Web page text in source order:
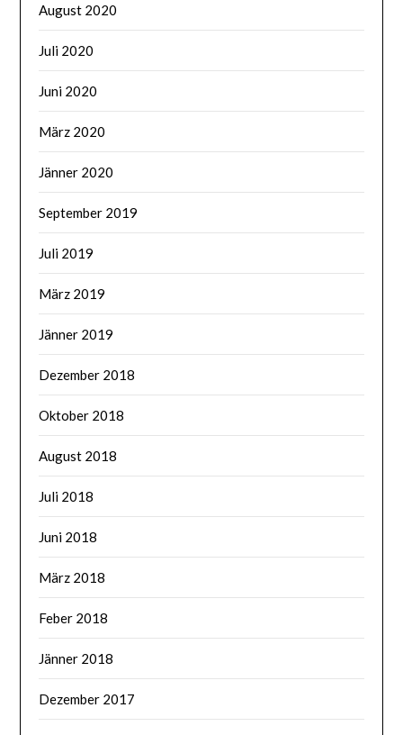
August 2020
Juli 2020
Juni 2020
März 2020
Jänner 2020
September 2019
Juli 2019
März 2019
Jänner 2019
Dezember 2018
Oktober 2018
August 2018
Juli 2018
Juni 2018
März 2018
Feber 2018
Jänner 2018
Dezember 2017